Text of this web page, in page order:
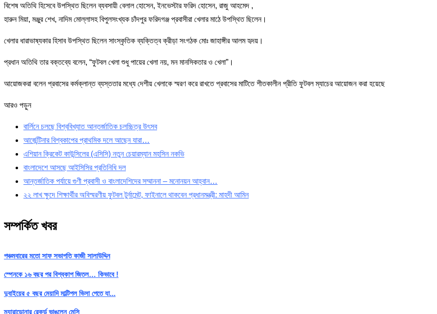
বিশেষ অতিথি হিসেবে উপস্থিত ছিলেন ব্যবসায়ী বেলাল হোসেন, ইনভেস্টার ফরিদ হোসেন, রাজু আহমেদ ,
হারুন মিয়া, মঞ্জুর শেখ, নাদিম মোল্লা‌সহ বিপুলসংখ্যক চাঁদপুর ফরিদগঞ্জ প্রবাসীরা খেলার মাঠে উপস্থিত ছিলেন।
খেলার ধারাভাষ্যকার হিসাব উপস্থিত ছিলেন সাংস্কৃতিক ব্যক্তিত্ব ক্রীড়া সংগঠক মোঃ জাহাঙ্গীর আলম হৃদয়।
প্রধান অতিথি তার বক্তব্যে বলেন, “ফুটবল খেলা শুধু পায়ের খেলা নয়, মন মানসিকতার ও খেলা”।
আয়োজকরা বলেন প্রবাসের কর্মক্লান্ত ব্যস্ততার মধ্যে দেশীয় খেলাকে স্মরণ করে রাখতে প্রবাসের মাটিতে শীতকালীন প্রীতি ফুটবল ম্যাচের আয়োজন করা হয়েছে
আরও পড়ুন
বার্লিনে চলছে বিশ্ববিখ্যাত আন্তর্জাতিক চলচ্চিত্র উৎসব
আর্জেন্টিনার বিশ্বকাপের প্রাথমিক দলে আছেন যারা…
এশিয়ান ক্রিকেট কাউন্সিলের (এসিসি) নতুন চেয়ারম্যান মহসিন নকভি
বাংলাদেশে আসছে আইসিসির প্রতিনিধি দল
আন্তর্জাতিক পর্যায়ে গুণী প্রবাসী ও বাংলাদেশিদের সম্মাননা – মনোনয়ন আহ্বান…
২২ লাখ ক্ষুদে শিক্ষার্থীর অবিস্মরণীয় ফুটবল টুর্নামেন্ট, ফাইনালে থাকবেন প্রধানমন্ত্রী: মাহদী আমিন
সম্পর্কিত খবর
পঞ্চমবারের মতো সাফ সভাপতি কাজী সালাউদ্দিন
স্পেনকে ১৬ বছর পর বিশ্বকাপ জিতল… কিভাবে !
দুবাইয়ের ৫ বছর মেয়াদি মাল্টিপল ভিসা পেতে যা...
ম্যারাডোনার রেকর্ড ভাঙলেন মেসি